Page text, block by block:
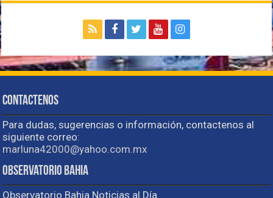
Contactenos
Para dudas, sugerencias o información, contactenos al
siguiente correo:
marluna42000@yahoo.com.mx
Observatorio Bahia
Observatorio Bahia Noticias al Día.